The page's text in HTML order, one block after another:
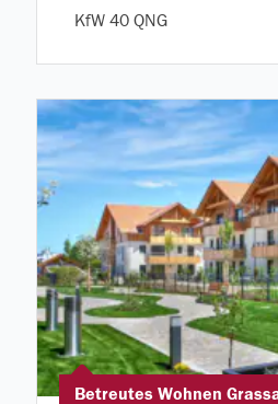
KfW 40 QNG
Betreutes Wohnen